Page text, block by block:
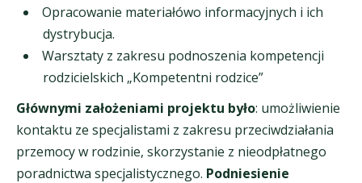
Opracowanie materiałówo informacyjnych i ich
dystrybucja.
Warsztaty z zakresu podnoszenia kompetencji
rodzicielskich „Kompetentni rodzice”
Głównymi założeniami projektu było: umożliwienie
kontaktu ze specjalistami z zakresu przeciwdziałania
przemocy w rodzinie, skorzystanie z nieodpłatnego
poradnictwa specjalistycznego. Podniesienie